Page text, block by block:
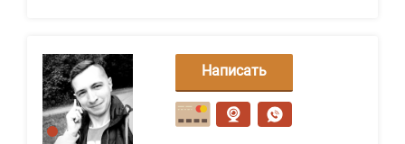
Написать
сообщение